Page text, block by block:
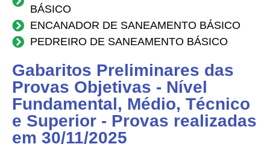
BÁSICO
ENCANADOR DE SANEAMENTO BÁSICO
PEDREIRO DE SANEAMENTO BÁSICO
Gabaritos Preliminares das
Provas Objetivas - Nível
Fundamental, Médio, Técnico
e Superior - Provas realizadas
em 30/11/2025